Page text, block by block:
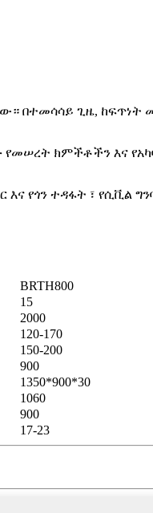
በተመሳሳይ ጊዜ,
የመሠረት ክምችቶችን እና
የጎን ተዳፋት ፣ የሲቪል
BRTH800
15
2000
120-170
150-200
900
1350*900*30
1060
900
17-23